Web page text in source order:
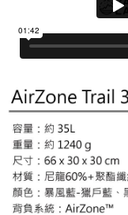
１．透過由恩沛科技股份
易，需依本服務之必要
https://aftee.tw/terms/
３．未成年的使用者請事
「AFTEE先享後付」，
任。
４．使用「AFTEE先享
時審查核予不同之上限額
請求用戶進行身份認證。
５．嚴禁一人註冊多個帳
恩沛科技股份有限公司將